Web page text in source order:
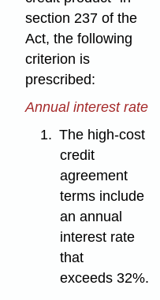
section 237 of the
Act, the following
criterion is
prescribed:
Annual interest rate
1. The high-cost
credit
agreement
terms include
an annual
interest rate
that
exceeds 32%.